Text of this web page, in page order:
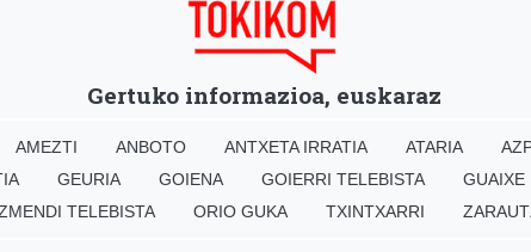
Gertuko informazioa, euskaraz
AMEZTI ANBOTO ANTXETA IRRATIA ATARIA
GEURIA GOIENA GOIERRI TELEBISTA
GUAIXE
TELEBISTA ORIO GUKA TXINTXARRI